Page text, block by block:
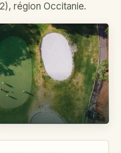
région Occitanie.